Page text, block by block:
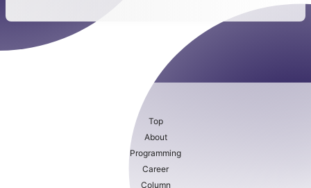
Top
About
Programming
Career
Column